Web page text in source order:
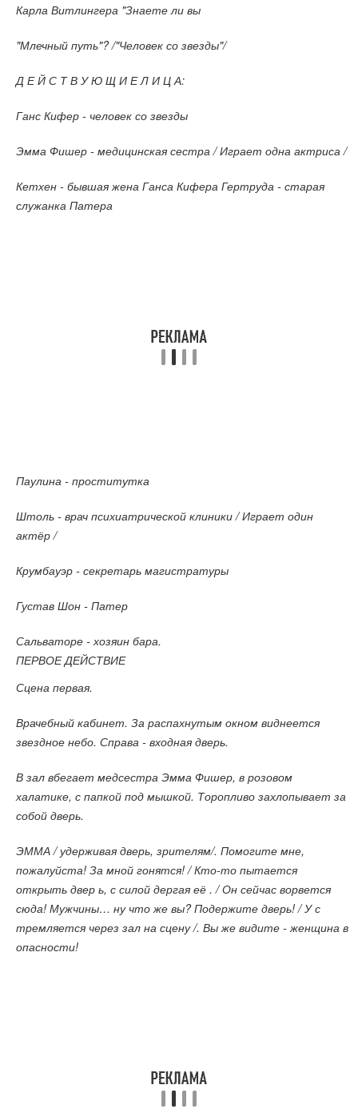
Карла Витлингера "Знаете ли вы
"Млечный путь"? /"Человек со звезды"/
Д Е Й С Т В У Ю Щ И Е Л И Ц А:
Ганс Кифер - человек со звезды
Эмма Фишер - медицинская сестра / Играет одна актриса /
Кетхен - бывшая жена Ганса Кифера Гертруда - старая
служанка Патера
Паулина - проститутка
Штоль - врач психиатрической клиники / Играет один
актёр /
Крумбауэр - секретарь магистратуры
Густав Шон - Патер
Сальваторе - хозяин бара.
ПЕРВОЕ ДЕЙСТВИЕ
Сцена первая.
Врачебный кабинет. За распахнутым окном виднеется
звездное небо. Справа - входная дверь.
В зал вбегает медсестра Эмма Фишер, в розовом
халатике, с папкой под мышкой. Торопливо захлопывает за
собой дверь.
ЭММА / удерживая дверь, зрителям/. Помогите мне,
пожалуйста! За мной гонятся! / Кто-то пытается
открыть двер ь, с силой дергая её . / Он сейчас ворвется
сюда! Мужчины… ну что же вы? Подержите дверь! / У с
тремляется через зал на сцену /. Вы же видите - женщина в
опасности!